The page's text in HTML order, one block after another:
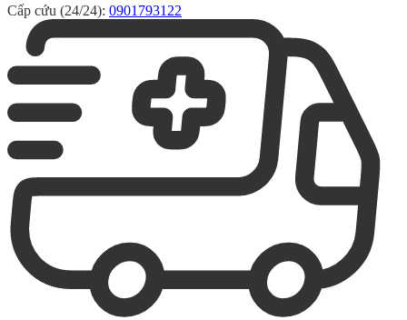
Cấp cứu (24/24): 0901793122